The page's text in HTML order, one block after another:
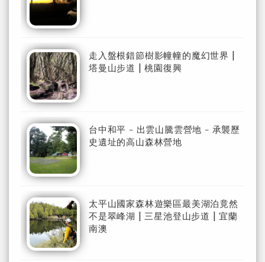
走入盤根錯節樹影幢幢的魔幻世界 |
塔曼山步道 | 桃園復興
台中和平 - 出雲山騰雲營地 - 承襲歷
史遺址的高山森林營地
太平山國家森林遊樂區最美湖泊竟然
不是翠峰湖 | 三星池登山步道 | 宜蘭
南澳